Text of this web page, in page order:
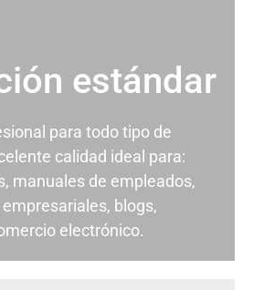
estándar
para todo tipo de
calidad ideal para:
manuales de empleados,
blogs,
electrónico.